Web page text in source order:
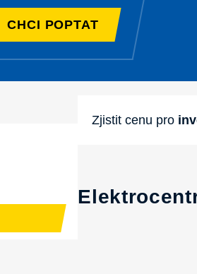
CHCI POPTAT
Zjistit cenu pro